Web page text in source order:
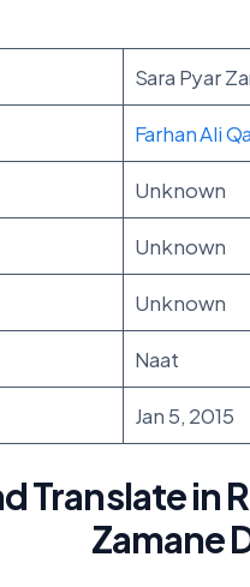
Sara Pyar
Farhan Ali
Unknown
Unknown
Unknown
Naat
Jan 5, 2015
Translate in
Zamane